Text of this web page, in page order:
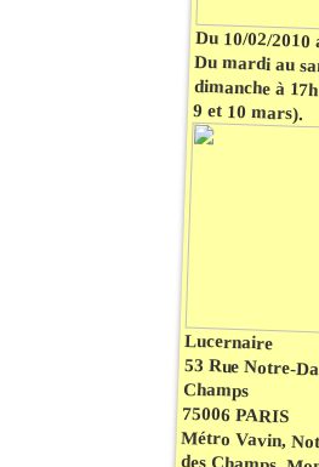
Du 10/02/2010
Du mardi au
dimanche à 17h
9 et 10 mars).
Lucernaire
53 Rue Notre-
Champs
75006 PARIS
Métro Vavin,
des Champs,